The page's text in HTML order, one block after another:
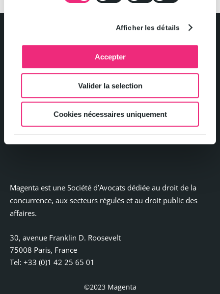
Afficher les détails
Accepter
Valider la selection
Cookies nécessaires uniquement
Magenta est une Société d’Avocats dédiée au droit de la
concurrence, aux secteurs régulés et au droit public des
affaires.
30, avenue Franklin D. Roosevelt
75008 Paris, France
Tel: +33 (0)1 42 25 65 01
Politique de confidentialité et gestion des cookies
Mentions légales
Contact
©2023 Magenta